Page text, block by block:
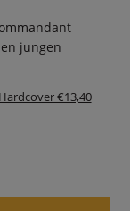
jungen
Hardcover €13,40